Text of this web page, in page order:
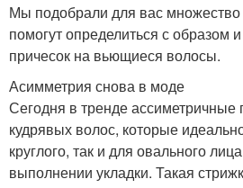
Мы подобрали для вас
помогут определиться с образом
причесок на вьющиеся волосы.
Асимметрия снова в моде
Сегодня в тренде ассиметричные
кудрявых волос, которые
круглого, так и для овального
выполнении укладки. Такая